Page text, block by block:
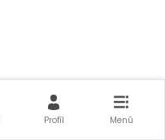
Profîl Menû